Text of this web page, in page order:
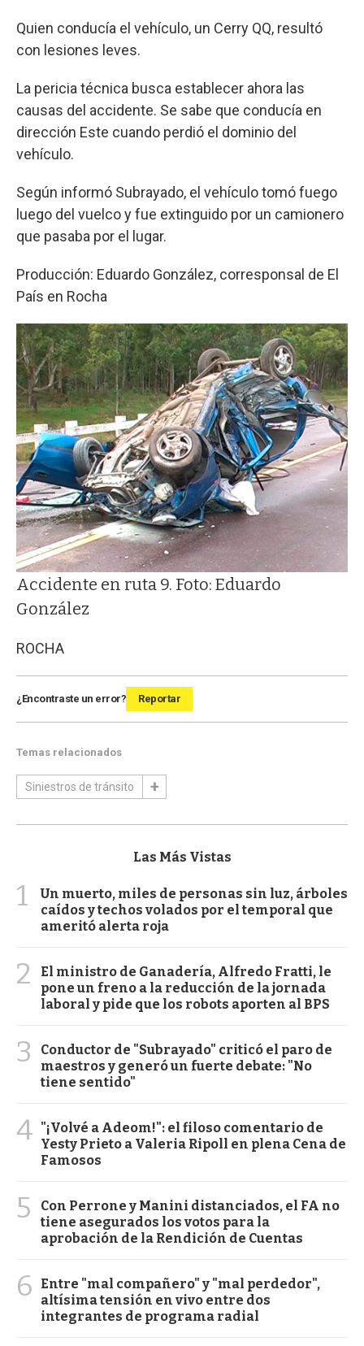
Quien conducía el vehículo, un Cerry QQ, resultó
con lesiones leves.
La pericia técnica busca establecer ahora las
causas del accidente. Se sabe que conducía en
dirección Este cuando perdió el dominio del
vehículo.
Según informó Subrayado, el vehículo tomó fuego
luego del vuelco y fue extinguido por un camionero
que pasaba por el lugar.
Producción: Eduardo González, corresponsal de El
País en Rocha
Accidente en ruta 9. Foto: Eduardo
González
ROCHA
¿Encontraste un error? Reportar
Temas relacionados
Siniestros de tránsito
Las Más Vistas
1
Un muerto, miles de personas sin luz, árboles
caídos y techos volados por el temporal que
ameritó alerta roja
2
El ministro de Ganadería, Alfredo Fratti, le
pone un freno a la reducción de la jornada
laboral y pide que los robots aporten al BPS
3
Conductor de "Subrayado" criticó el paro de
maestros y generó un fuerte debate: "No
tiene sentido"
4 "¡Volvé a Adeom!": el filoso comentario de
Yesty Prieto a Valeria Ripoll en plena Cena de
Famosos
5
Con Perrone y Manini distanciados, el FA no
tiene asegurados los votos para la
aprobación de la Rendición de Cuentas
6
Entre "mal compañero" y "mal perdedor",
altísima tensión en vivo entre dos
integrantes de programa radial